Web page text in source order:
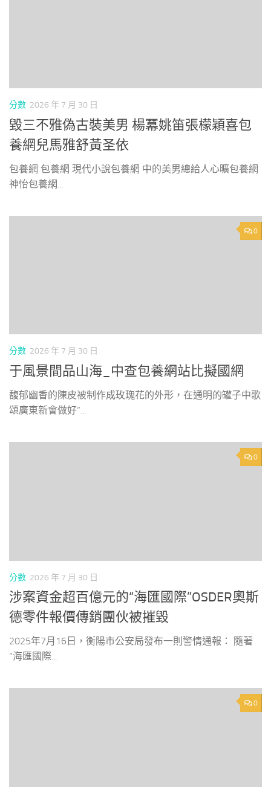
分數 2026 年 7 月 30 日
毀三不雅偽古裝美男 楊冪姚笛張檬穎喜包
養網兒馬雅舒黃圣依
包養網 包養網 現代小說包養網 中的美男總給人心曠包養網
神怡包養網...
0
分數 2026 年 7 月 30 日
于風景間品山海_中查包養網站比擬國網
馥郁幽香的陳皮被制作成玫瑰花的外形，在通明的罐子中歌
頌廣東新會做好“...
0
分數 2026 年 7 月 30 日
涉案資金超百億元的“海匯國際”OSDER奧斯
德零件報價傳銷團伙被摧毀
2025年7月16日，衡陽市公安局發布一則警情通報： 隨著
“海匯國際...
0